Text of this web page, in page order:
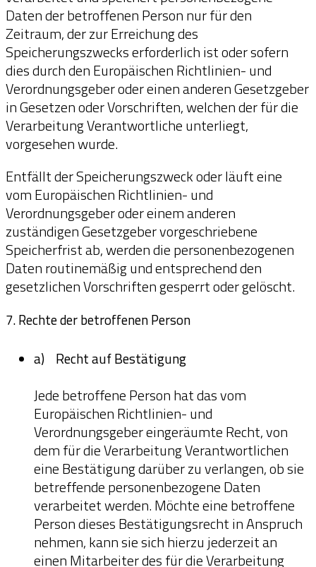
Daten der betroffenen Person nur für den
Zeitraum, der zur Erreichung des
Speicherungszwecks erforderlich ist oder sofern
dies durch den Europäischen Richtlinien- und
Verordnungsgeber oder einen anderen Gesetzgeber
in Gesetzen oder Vorschriften, welchen der für die
Verarbeitung Verantwortliche unterliegt,
vorgesehen wurde.
Entfällt der Speicherungszweck oder läuft eine
vom Europäischen Richtlinien- und
Verordnungsgeber oder einem anderen
zuständigen Gesetzgeber vorgeschriebene
Speicherfrist ab, werden die personenbezogenen
Daten routinemäßig und entsprechend den
gesetzlichen Vorschriften gesperrt oder gelöscht.
7. Rechte der betroffenen Person
a) Recht auf Bestätigung
Jede betroffene Person hat das vom
Europäischen Richtlinien- und
Verordnungsgeber eingeräumte Recht, von
dem für die Verarbeitung Verantwortlichen
eine Bestätigung darüber zu verlangen, ob sie
betreffende personenbezogene Daten
verarbeitet werden. Möchte eine betroffene
Person dieses Bestätigungsrecht in Anspruch
nehmen, kann sie sich hierzu jederzeit an
einen Mitarbeiter des für die Verarbeitung